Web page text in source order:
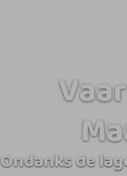
Ondanks de